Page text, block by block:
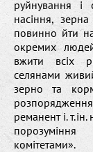
руйнування і
насіння,
повинно йти
окремих
вжити всіх
селянами
зерно та
реманент і.
комітетами».